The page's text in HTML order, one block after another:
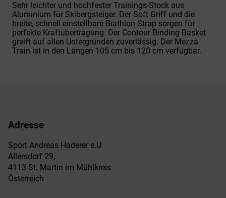
Sehr leichter und hochfester Trainings-Stock aus
Aluminium für Skibergsteiger. Der Soft Griff und die
breite, schnell einstellbare Biathlon Strap sorgen für
perfekte Kraftübertragung. Der Contour Binding Basket
greift auf allen Untergründen zuverlässig. Der Mezza
Train ist in den Längen 105 cm bis 120 cm verfügbar.
Adresse
Sport Andreas Haderer e.U
Allersdorf 29,
4113 St. Martin im Mühlkreis
Österreich